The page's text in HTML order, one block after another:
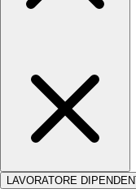
LAVORATORE